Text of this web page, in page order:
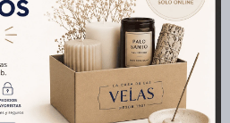
te pueden interesar